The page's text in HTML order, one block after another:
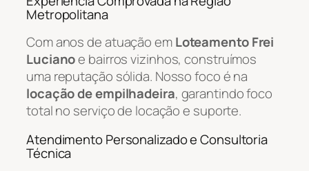
Metropolitana
Com anos de atuação emLoteamento Frei
Lucianoe bairros vizinhos, construímos
uma reputação sólida. Nosso foco é na
locação de empilhadeira, garantindo foco
total no serviço de locação e suporte.
Atendimento Personalizado e Consultoria
Técnica